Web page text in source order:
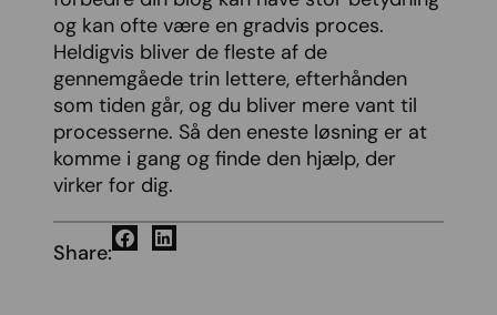
og kan ofte være en gradvis proces.
Heldigvis bliver de fleste af de
gennemgåede trin lettere, efterhånden
som tiden går, og du bliver mere vant til
processerne. Så den eneste løsning er at
komme i gang og finde den hjælp, der
virker for dig.
Share: